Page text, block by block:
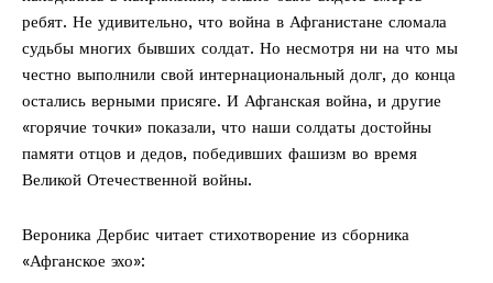
ребят. Не удивительно, что вой­на в Афганистане сломала
судьбы многих бывших солдат. Но несмотря ни на что мы
честно выполнили свой интернациональный долг, до конца
остались верными присяге. И Афганская вой­на, и другие
«горячие точки» показали, что наши солдаты достойны
памяти отцов и дедов, победивших фашизм во время
Великой Отечественной вой­ны.
Вероника Дербис читает стихотворение из сборника
«Афганское эхо»: